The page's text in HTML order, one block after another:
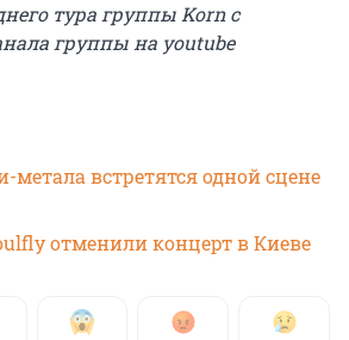
тура группы Korn с
группы на youtube
метала встретятся одной сцене
отменили концерт в Киеве